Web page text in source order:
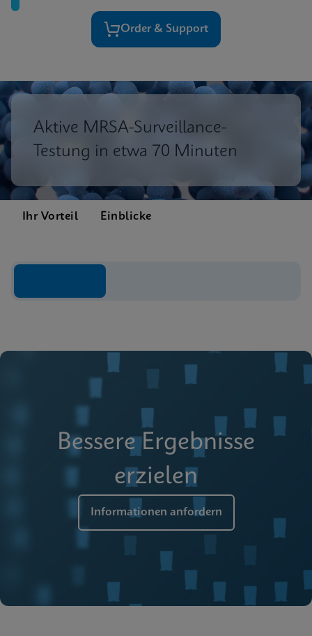
Order & Support
Aktive MRSA-Surveillance-
Testung in etwa 70 Minuten
Ihr Vorteil Einblicke
Bessere Ergebnisse
erzielen
Informationen anfordern